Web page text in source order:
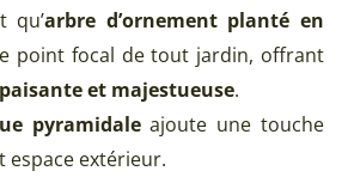
qu’arbre d’ornement planté en
point focal de tout jardin, offrant
et majestueuse.
pyramidaleajoute une touche
espace extérieur.